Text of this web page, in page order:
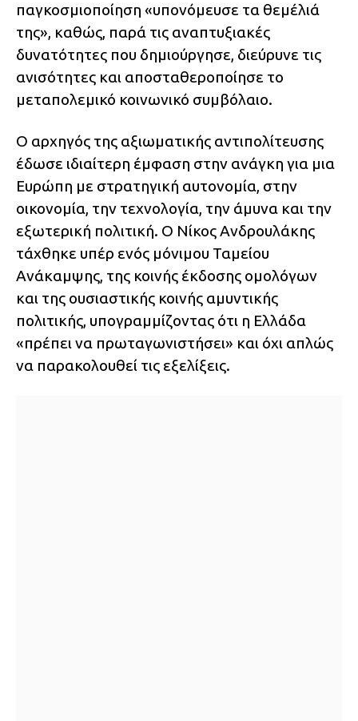
παγκοσμιοποίηση «υπονόμευσε τα θεμέλιά
της», καθώς, παρά τις αναπτυξιακές
δυνατότητες που δημιούργησε, διεύρυνε τις
ανισότητες και αποσταθεροποίησε το
μεταπολεμικό κοινωνικό συμβόλαιο.
Ο αρχηγός της αξιωματικής αντιπολίτευσης
έδωσε ιδιαίτερη έμφαση στην ανάγκη για μια
Ευρώπη με στρατηγική αυτονομία, στην
οικονομία, την τεχνολογία, την άμυνα και την
εξωτερική πολιτική. Ο Νίκος Ανδρουλάκης
τάχθηκε υπέρ ενός μόνιμου Ταμείου
Ανάκαμψης, της κοινής έκδοσης ομολόγων
και της ουσιαστικής κοινής αμυντικής
πολιτικής, υπογραμμίζοντας ότι η Ελλάδα
«πρέπει να πρωταγωνιστήσει» και όχι απλώς
να παρακολουθεί τις εξελίξεις.